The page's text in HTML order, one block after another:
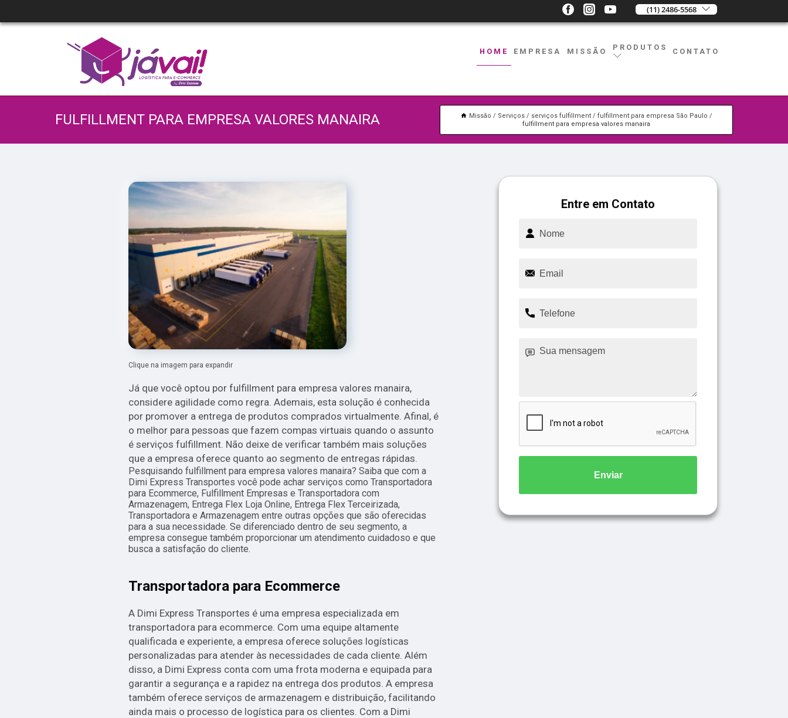
(11) 2486-5568
HOME EMPRESA MISSÃO PRODUTOS CONTATO
FULFILLMENT PARA EMPRESA VALORES MANAIRA Missão Serviços serviços fulfillment
fulfillment para empresa São Paulo
fulfillment para empresa valores manaira
Clique na imagem para expandir
Já que você optou por fulfillment para empresa valores manaira,
considere agilidade como regra. Ademais, esta solução é conhecida
por promover a entrega de produtos comprados virtualmente. Afinal, é
o melhor para pessoas que fazem compas virtuais quando o assunto
é serviços fulfillment. Não deixe de verificar também mais soluções
que a empresa oferece quanto ao segmento de entregas rápidas.
Pesquisando fulfillment para empresa valores manaira? Saiba que com a
Dimi Express Transportes você pode achar serviços como Transportadora
para Ecommerce, Fulfillment Empresas e Transportadora com
Armazenagem, Entrega Flex Loja Online, Entrega Flex Terceirizada,
Transportadora e Armazenagem entre outras opções que são oferecidas
para a sua necessidade. Se diferenciado dentro de seu segmento, a
empresa consegue também proporcionar um atendimento cuidadoso e que
busca a satisfação do cliente.
Transportadora para Ecommerce
A Dimi Express Transportes é uma empresa especializada em
transportadora para ecommerce. Com uma equipe altamente
qualificada e experiente, a empresa oferece soluções logísticas
personalizadas para atender às necessidades de cada cliente. Além
disso, a Dimi Express conta com uma frota moderna e equipada para
garantir a segurança e a rapidez na entrega dos produtos. A empresa
também oferece serviços de armazenagem e distribuição, facilitando
ainda mais o processo de logística para os clientes. Com a Dimi
Entre em Contato
Enviar